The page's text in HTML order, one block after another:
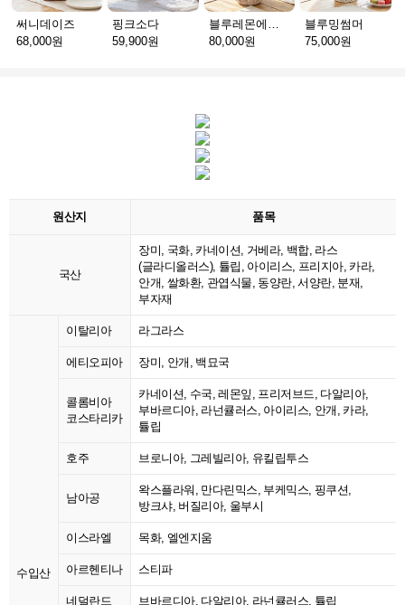
써니데이즈
68,000원
핑크소다
59,900원
80,000원
블루밍썸머
75,000원
원산지 품목
국산
장미, 국화, 카네이션, 거베라, 백합, 라스
(글라디올러스), 튤립, 아이리스, 프리지아, 카라,
안개, 쌀화환, 관엽식물, 동양란, 서양란, 분재,
부자재
수입산
이탈리아 라그라스
에티오피아 장미, 안개, 백묘국
콜롬비아
코스타리카
카네이션, 수국, 레몬잎, 프리저브드, 다알리아,
부바르디아, 라넌큘러스, 아이리스, 안개, 카라,
튤립
호주 브로니아, 그레빌리아, 유킬립투스
남아공
왁스플라워, 만다린믹스, 부케믹스, 핑쿠션,
방크샤, 버질리아, 울부시
이스라엘 목화, 엘엔지움
아르헨티나 스티파
네덜란드 브바르디아, 다알리아, 라넌큘러스, 튤립